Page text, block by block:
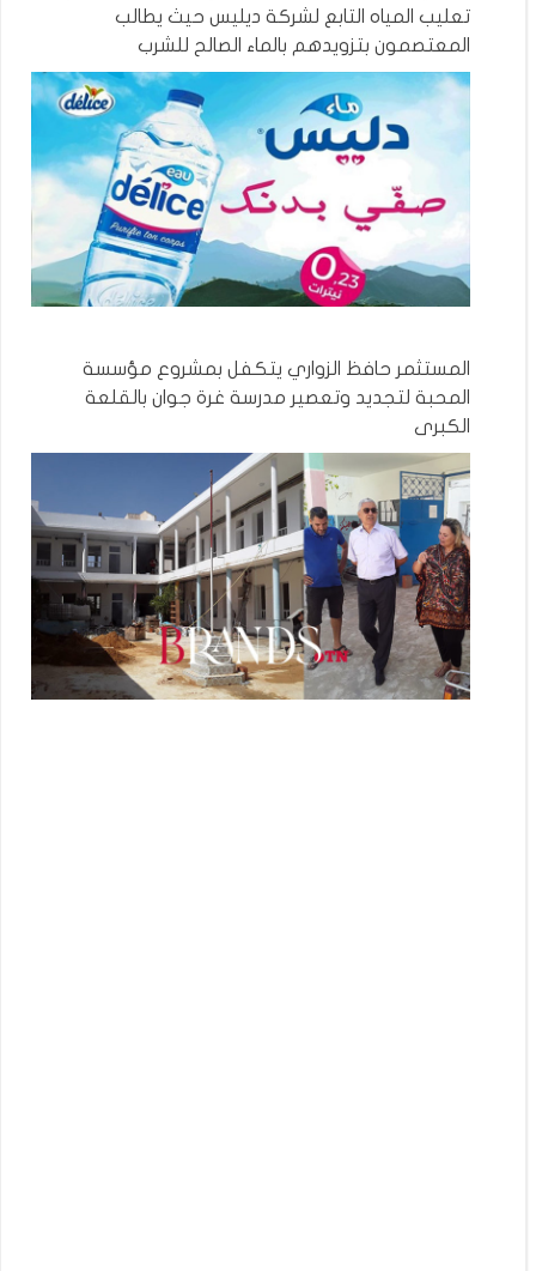
تعليب المياه التابع لشركة ديليس حيث يطالب
المعتصمون بتزويدهم بالماء الصالح للشرب
المستثمر حافظ الزواري يتكفل بمشروع مؤسسة
المحبة لتجديد وتعصير مدرسة غرة جوان بالقلعة
الكبرى